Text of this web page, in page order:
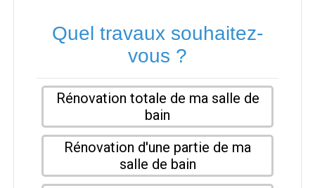
Quel travaux souhaitez-
vous ?
Rénovation totale de ma salle de
bain
Rénovation d'une partie de ma
salle de bain